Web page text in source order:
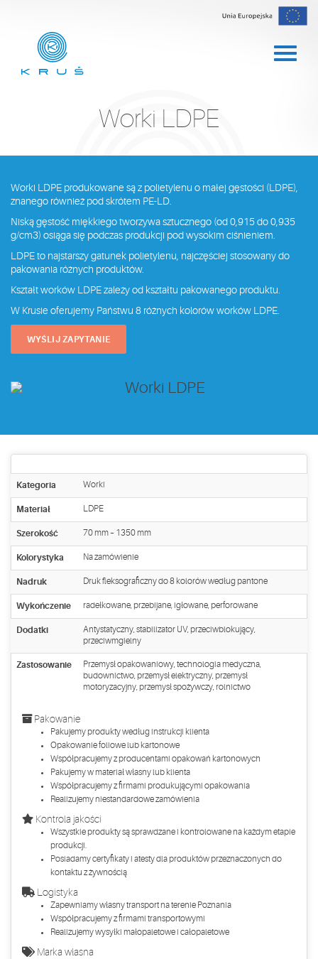
Worki LDPE
Worki LDPE produkowane są z polietylenu o małej gęstości (LDPE),
znanego również pod skrótem PE-LD.
Niską gęstość miękkiego tworzywa sztucznego (od 0,915 do 0,935
g/cm3) osiąga się podczas produkcji pod wysokim ciśnieniem.
LDPE to najstarszy gatunek polietylenu, najczęściej stosowany do
pakowania różnych produktów.
Kształt worków LDPE zależy od kształtu pakowanego produktu.
W Krusie oferujemy Państwu 8 różnych kolorów worków LDPE.
WYŚLIJ ZAPYTANIE
Kategoria Worki
Materiał LDPE
Szerokość 70 mm – 1350 mm
Kolorystyka Na zamówienie
Nadruk Druk fleksograficzny do 8 kolorów według pantone
Wykończenie radełkowane, przebijane, igłowane, perforowane
Dodatki
Antystatyczny, stabilizator UV, przeciwblokujący,
przeciwmgielny
Zastosowanie
Przemysł opakowaniowy, technologia medyczna,
budownictwo, przemysł elektryczny, przemysł
motoryzacyjny, przemysł spożywczy, rolnictwo
Pakowanie
Pakujemy produkty według instrukcji klienta
Opakowanie foliowe lub kartonowe
Współpracujemy z producentami opakowań kartonowych
Pakujemy w materiał własny lub klienta
Współpracujemy z firmami produkującymi opakowania
Realizujemy niestandardowe zamówienia
Kontrola jakości
Wszystkie produkty są sprawdzane i kontrolowane na każdym etapie
produkcji.
Posiadamy certyfikaty i atesty dla produktów przeznaczonych do
kontaktu z żywnością
Logistyka
Zapewniamy własny transport na terenie Poznania
Współpracujemy z firmami transportowymi
Realizujemy wysyłki małopaletowe i całopaletowe
Marka własna